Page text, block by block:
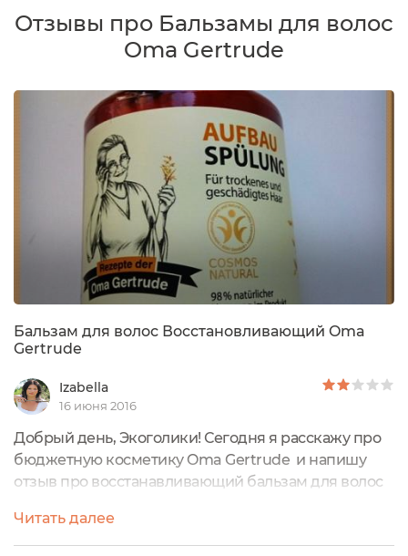
Отзывы про Бальзамы для волос
Oma Gertrude
Бальзам для волос Восстановливающий Oma
Gertrude
Izabella
16 июня 2016
Добрый день, Экоголики! Сегодня я расскажу про
бюджетную косметику Oma Gertrude и напишу
отзыв про восстанавливающий бальзам для волос
цене и обещаниях производителя вызвал у меня
дикий восторг , но как только дело коснулось
Читать далее